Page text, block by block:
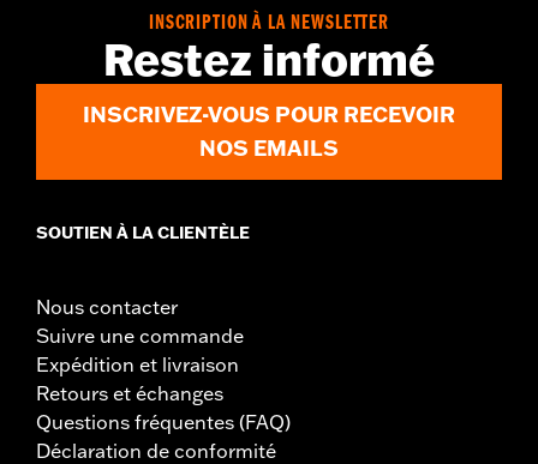
Roulements, entretoises et feuille d'instructions
INSCRIPTION À LA NEWSLETTER
Restez informé
INSCRIVEZ-VOUS POUR RECEVOIR
NOS EMAILS
SOUTIEN À LA CLIENTÈLE
Nous contacter
Suivre une commande
Expédition et livraison
Retours et échanges
Questions fréquentes (FAQ)
Déclaration de conformité